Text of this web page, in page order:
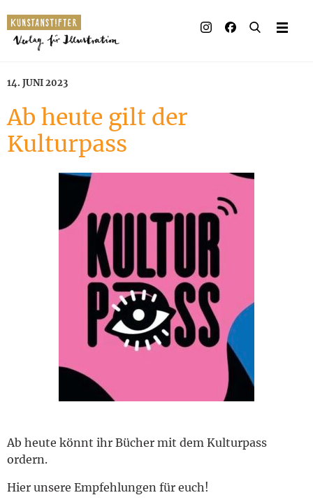
14. JUNI 2023
Ab heute gilt der
Kulturpass
Ab heute könnt ihr Bücher mit dem Kulturpass
ordern.
Hier unsere Empfehlungen für euch!
Verlag
Presse & Handel
Begleitmaterial
Kontakt
English